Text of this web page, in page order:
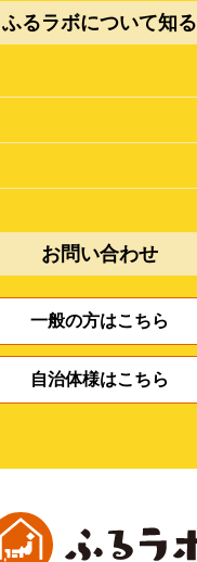
ふるラボについて知る
お問い合わせ
一般の方はこちら
自治体様はこちら